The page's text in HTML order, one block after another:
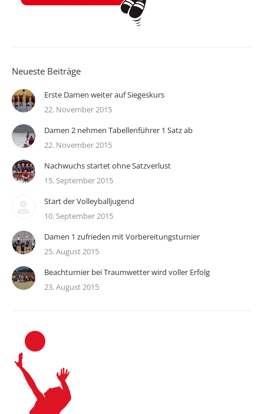
Neueste Beiträge
Erste Damen weiter auf Siegeskurs
22. November 2015
Damen 2 nehmen Tabellenführer 1 Satz ab
22. November 2015
Nachwuchs startet ohne Satzverlust
15. September 2015
Start der Volleyballjugend
10. September 2015
Damen 1 zufrieden mit Vorbereitungsturnier
25. August 2015
Beachturnier bei Traumwetter wird voller Erfolg
23. August 2015